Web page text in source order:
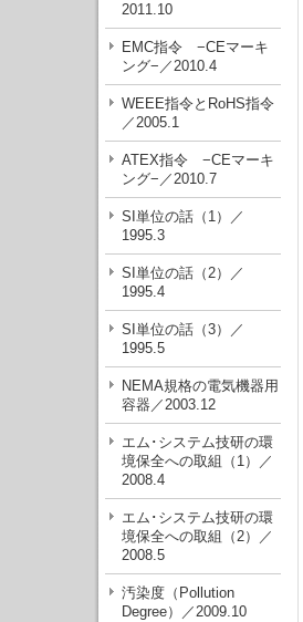
2011.10
EMC指令 −CEマーキ
ング−／2010.4
WEEE指令とRoHS指令
／2005.1
ATEX指令 −CEマーキ
ング−／2010.7
SI単位の話（1）／
1995.3
SI単位の話（2）／
1995.4
SI単位の話（3）／
1995.5
NEMA規格の電気機器用
容器／2003.12
エム･システム技研の環
境保全への取組（1）／
2008.4
エム･システム技研の環
境保全への取組（2）／
2008.5
汚染度（Pollution
Degree）／2009.10